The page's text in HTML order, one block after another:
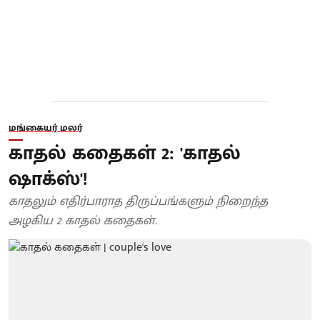
மங்கையர் மலர்
காதல் கதைகள் 2: 'காதல்
ஷாக்ஸ்'!
காதலும் எதிர்பாராத திருப்பங்களும் நிறைந்த
அழகிய 2 காதல் கதைகள்.